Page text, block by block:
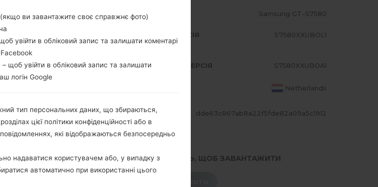
652.4 MiB МОДЕЛЬ Samsung GT-S7580
PDA/AP ВЕРСІЯ S7580XXUBOL1
S7580PHNBOL1 MODEM/CP ВЕРСІЯ S7580XXUBOA1
Netherlands
Vodafone NL, Telfort, T-Mobil
e, KPN, Tele2
ХЕШ dde63c867ab8a22f5fde82a09a5c1912
RECAPTCHA 2.НАТИСНІТЬ, ЩОБ ЗАВАНТАЖИТИ
ви завантажите своє справжнє фото)
увійти в обліковий запис та залишати коментарі
щоб увійти в обліковий запис та залишати
логін Google
тип персональних даних, що збираються,
цієї політики конфіденційності або в
які відображаються безпосередньо
надаватися користувачем або, у випадку з
автоматично при використанні цього